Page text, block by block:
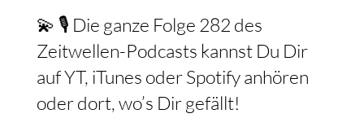
💫 🎙️ Die ganze Folge 282 des
Zeitwellen-Podcasts kannst Du Dir
auf YT, iTunes oder Spotify anhören
oder dort, wo’s Dir gefällt!